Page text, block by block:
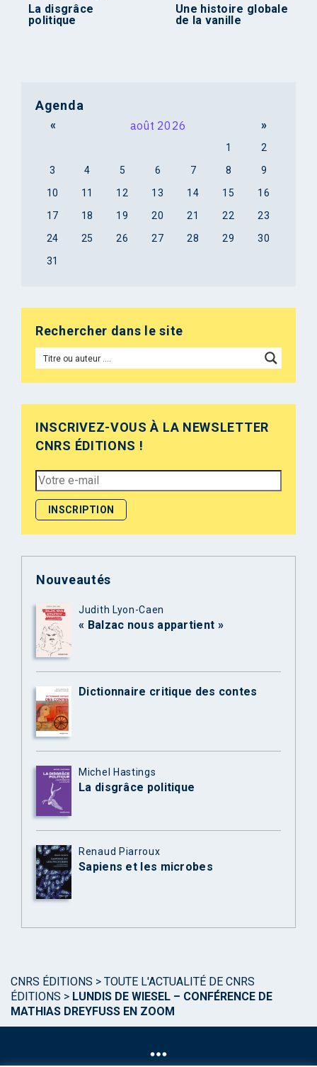
La disgrâce
politique
Une histoire globale
de la vanille
Agenda
« août 2026 »
1
2
3
4 5 6 7 8
9
10
11 12 13 14 15
16
17
18 19 20 21 22
23
24
25 26 27 28 29
30
31
Rechercher dans le site
INSCRIVEZ-VOUS À LA NEWSLETTER
CNRS ÉDITIONS !
Nouveautés
Judith Lyon-Caen
« Balzac nous appartient »
Dictionnaire critique des contes
Michel Hastings
La disgrâce politique
Renaud Piarroux
Sapiens et les microbes
CNRS ÉDITIONS > TOUTE L'ACTUALITÉ DE CNRS
ÉDITIONS > LUNDIS DE WIESEL – CONFÉRENCE DE
MATHIAS DREYFUSS EN ZOOM